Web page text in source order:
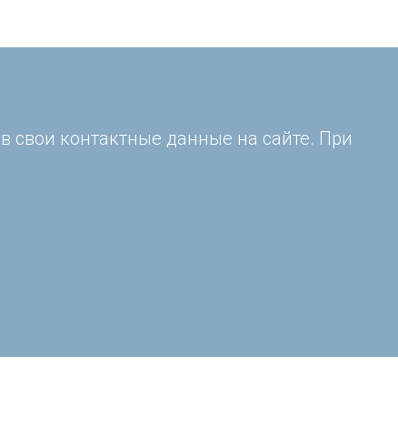
свои контактные данные на сайте. При